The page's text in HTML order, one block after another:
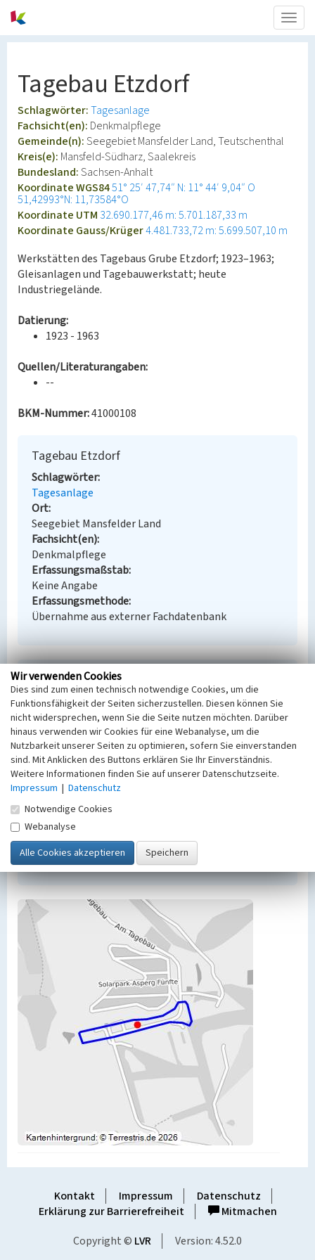
Tagebau Etzdorf
Schlagwörter:Tagesanlage
Fachsicht(en): Denkmalpflege
Gemeinde(n):Seegebiet Mansfelder Land, Teutschenthal
Kreis(e): Mansfeld-Südharz, Saalekreis
Bundesland:Sachsen-Anhalt
Koordinate WGS8451° 25′ 47,74″ N: 11° 44′ 9,04″ O
51,42993°N: 11,73584°O
Koordinate UTM 32.690.177,46 m: 5.701.187,33 m
Koordinate Gauss/Krüger4.481.733,72 m: 5.699.507,10 m
Werkstätten des Tagebaus Grube Etzdorf; 1923–1963;
Gleisanlagen und Tagebauwerkstatt; heute
Industriegelände.
Datierung:
1923 - 1963
Quellen/Literaturangaben:
--
BKM-Nummer:41000108
Tagebau Etzdorf
Schlagwörter
Tagesanlage
Ort
Seegebiet Mansfelder Land
Fachsicht(en)
Denkmalpflege
Erfassungsmaßstab
Keine Angabe
Erfassungsmethode
Übernahme aus externer Fachdatenbank
Empfohlene Zitierweise
Urheberrechtlicher Hinweis
Der hier präsentierte Inhalt steht unter der freien
Lizenz dl-by-de/2.0 (Namensnennung). Die
angezeigten Medien unterliegen möglicherweise
zusätzlichen urheberrechtlichen Bedingungen, die
an diesen ausgewiesen sind.
Empfohlene Zitierweise
„Tagebau Etzdorf”. In: KuLaDig,
Kultur.Landschaft.Digital. URL:
https://www.kuladig.de/Objektansicht/BKM-
41000108(Abgerufen: 8. August 2026)
Kontakt Impressum
Datenschutz
Erklärung zur Barrierefreiheit
Mitmachen
Copyright © LVR Version: 4.52.0
Wir verwenden Cookies
Dies sind zum einen technisch notwendige Cookies, um die
Funktionsfähigkeit der Seiten sicherzustellen. Diesen können Sie
nicht widersprechen, wenn Sie die Seite nutzen möchten. Darüber
hinaus verwenden wir Cookies für eine Webanalyse, um die
Nutzbarkeit unserer Seiten zu optimieren, sofern Sie einverstanden
sind. Mit Anklicken des Buttons erklären Sie Ihr Einverständnis.
Weitere Informationen finden Sie auf unserer Datenschutzseite.
Impressum | Datenschutz
Notwendige Cookies
Webanalyse